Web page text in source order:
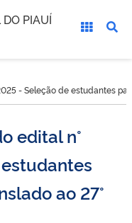
DO PIAUÍ
- Seleção de estudantes
edital n°
ao 27°